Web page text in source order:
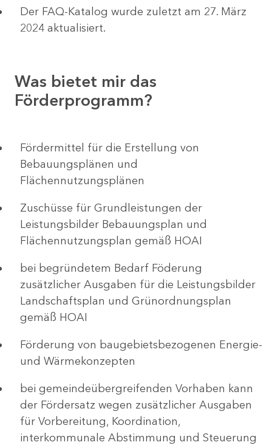
Der FAQ-Katalog wurde zuletzt am 27. März
2024 aktualisiert.
Was bietet mir das
Förderprogramm?
Fördermittel für die Erstellung von
Bebauungsplänen und
Flächennutzungsplänen
Zuschüsse für Grundleistungen der
Leistungsbilder Bebauungsplan und
Flächennutzungsplan gemäß HOAI
bei begründetem Bedarf Föderung
zusätzlicher Ausgaben für die Leistungsbilder
Landschaftsplan und Grünordnungsplan
gemäß HOAI
Förderung von baugebietsbezogenen Energie-
und Wärmekonzepten
bei gemeindeübergreifenden Vorhaben kann
der Fördersatz wegen zusätzlicher Ausgaben
für Vorbereitung, Koordination,
interkommunale Abstimmung und Steuerung